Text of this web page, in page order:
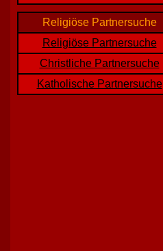
Religiöse Partnersuche
Religiöse Partnersuche
Christliche Partnersuche
Katholische Partnersuche